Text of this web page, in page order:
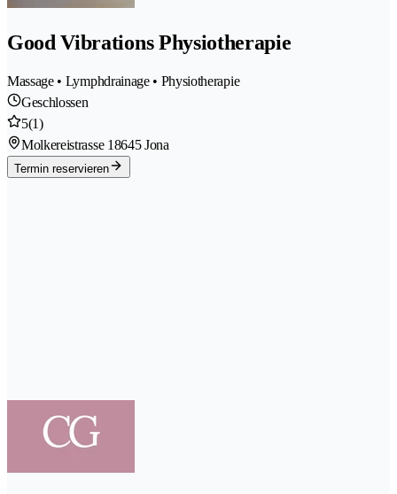
Good Vibrations Physiotherapie
Massage • Lymphdrainage • Physiotherapie
Geschlossen
5(1)
Molkereistrasse 18645 Jona
Termin reservieren